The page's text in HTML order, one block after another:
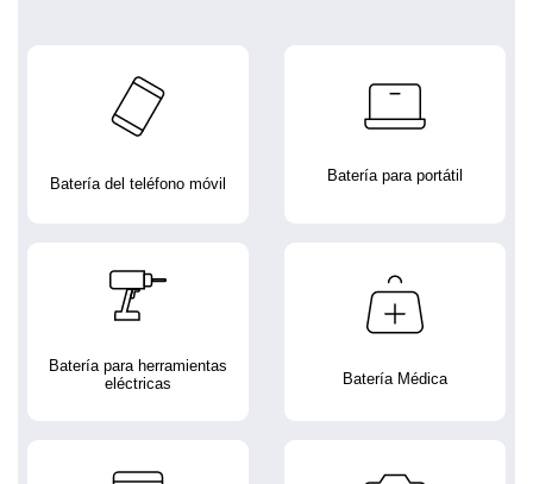
Batería del teléfono móvil Batería para portátil
Batería para herramientas
eléctricas
Batería Médica